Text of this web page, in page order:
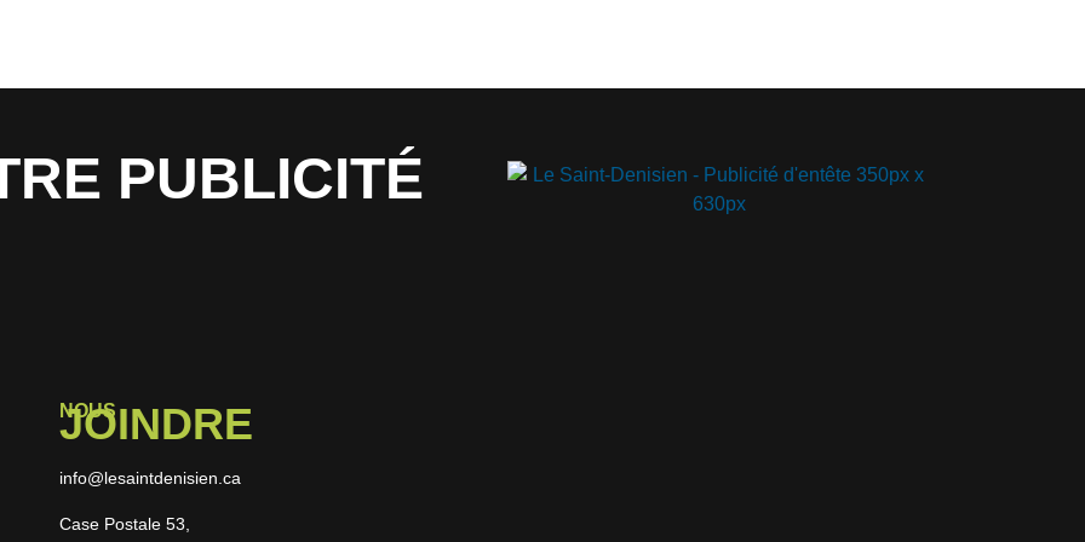
PUBLICITÉ
NOUS
JOINDRE
info@lesaintdenisien.ca
Case Postale 53,